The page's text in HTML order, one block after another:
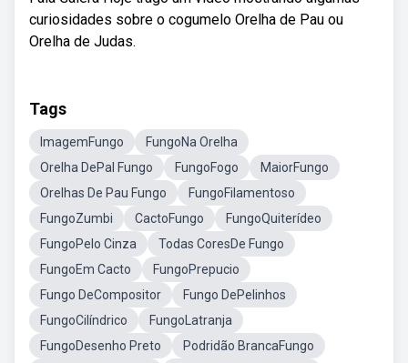
curiosidades sobre o cogumelo Orelha de Pau ou
Orelha de Judas.
Tags
ImagemFungo
FungoNa Orelha
Orelha DePal Fungo
FungoFogo
MaiorFungo
Orelhas De Pau Fungo
FungoFilamentoso
FungoZumbi
CactoFungo
FungoQuiterídeo
FungoPelo Cinza
Todas CoresDe Fungo
FungoEm Cacto
FungoPrepucio
Fungo DeCompositor
Fungo DePelinhos
FungoCilíndrico
FungoLatranja
FungoDesenho Preto
Podridão BrancaFungo